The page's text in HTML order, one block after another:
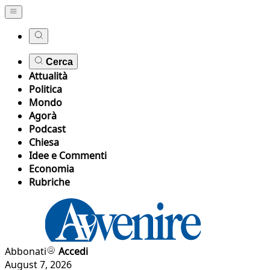
Cerca
Attualità
Politica
Mondo
Agorà
Podcast
Chiesa
Idee e Commenti
Economia
Rubriche
Abbonati
Accedi
August 7, 2026